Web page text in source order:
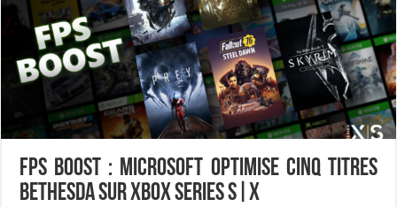
FPS Boost : Microsoft optimise cinq titres
Bethesda sur Xbox Series S|X